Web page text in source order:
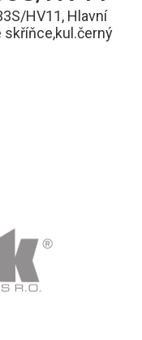
HV11, Hlavní
skříňce,kul.černý